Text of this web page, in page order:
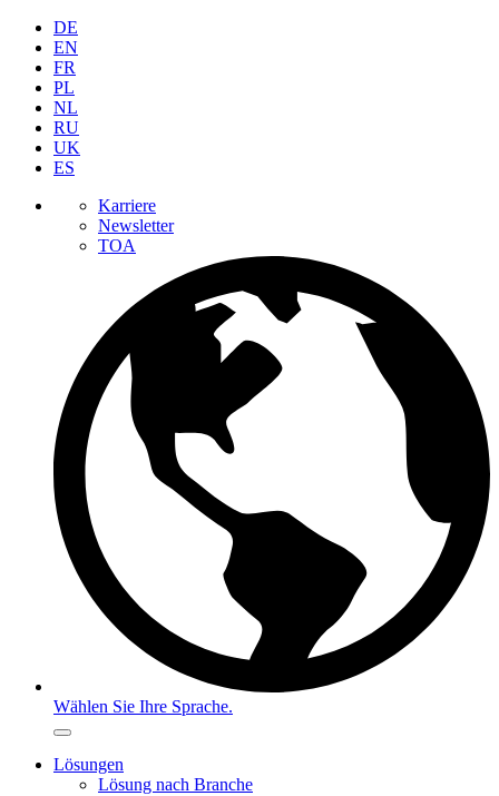
DE
EN
FR
PL
NL
RU
UK
ES
Karriere
Newsletter
TOA
Wählen Sie Ihre Sprache.
Lösungen
Lösung nach Branche